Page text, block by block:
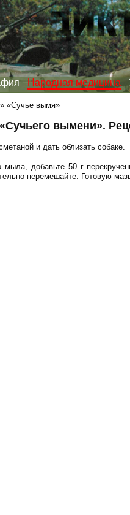
Народная медицина
» «Сучье вымя»
вымени».
и дать облизать собаке.
мыла, добавьте 50 г
перемешайте. Готовую